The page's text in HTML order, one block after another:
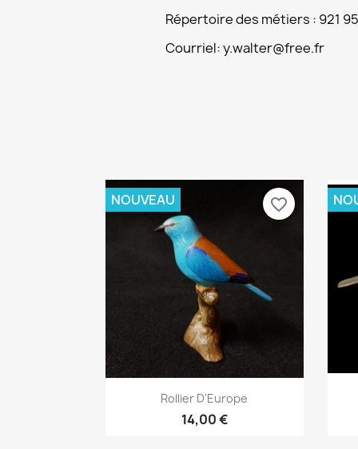
Répertoire des métiers : 921
Courriel: y.walter@free.fr
Aperçu rapide
Rollier D'Europe
14,00 €
NOUVEAU favorite_border